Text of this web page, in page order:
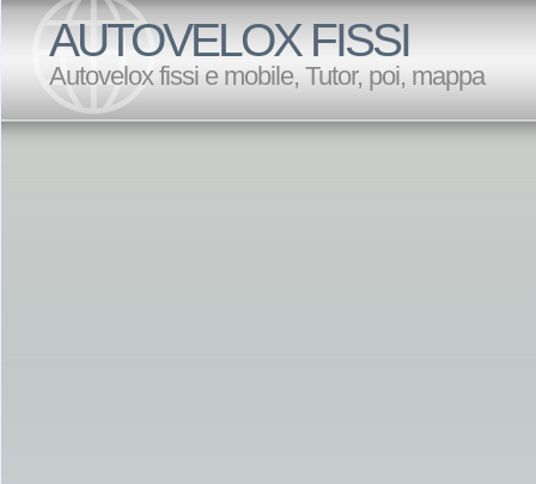
AUTOVELOX FISSI
Autovelox fissi e mobile, Tutor, poi, mappa